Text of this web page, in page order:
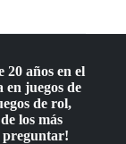
años en el
en juegos de
de rol,
los más
preguntar!